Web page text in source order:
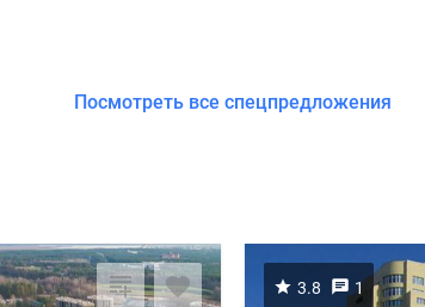
Посмотреть все спецпредложения
3.8 1